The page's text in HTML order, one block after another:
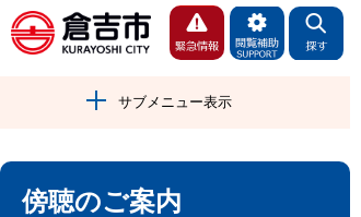
サブメニュー表示
傍聴のご案内